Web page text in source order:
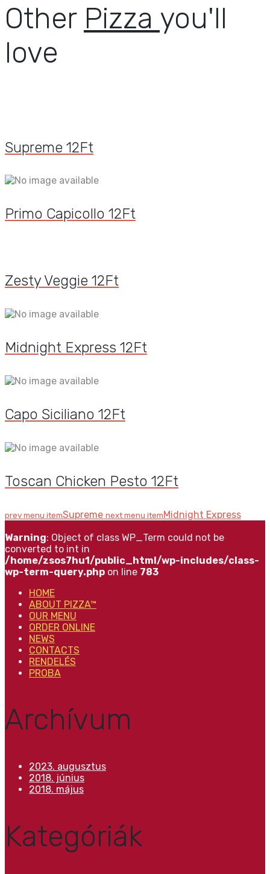
Other Pizza you'll
love
Supreme 12Ft
Primo Capicollo 12Ft
Zesty Veggie 12Ft
Midnight Express 12Ft
Capo Siciliano 12Ft
Toscan Chicken Pesto 12Ft
prev menu itemSupreme next menu itemMidnight Express
Warning: Object of class WP_Term could not be
converted to int in
/home/zsos7hu1/public_html/wp-includes/class-
wp-term-query.php on line 783
HOME
ABOUT PIZZA™
OUR MENU
ORDER ONLINE
NEWS
CONTACTS
RENDELÉS
PROBA
Archívum
2023. augusztus
2018. június
2018. május
Kategóriák